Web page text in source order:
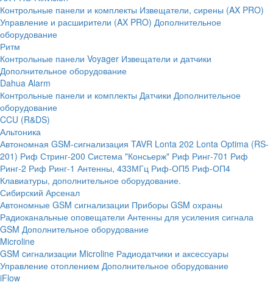
Контрольные панели и комплекты Извещатели, сирены (AX PRO)
Управление и расширители (AX PRO) Дополнительное
оборудование
Ритм
Контрольные панели Voyager Извещатели и датчики
Дополнительное оборудование
Dahua Alarm
Контрольные панели и комплекты Датчики Дополнительное
оборудование
CCU (R&DS)
Альтоника
Автономная GSM-сигнализация TAVR Lonta 202 Lonta Optima (RS-
201) Риф Стринг-200 Система "Консьерж" Риф Ринг-701 Риф
Ринг-2 Риф Ринг-1 Антенны, 433МГц Риф-ОП5 Риф-ОП4
Клавиатуры, дополнительное оборудование.
Сибирский Арсенал
Автономные GSM сигнализации Приборы GSM охраны
Радиоканальные оповещатели Антенны для усиления сигнала
GSM Дополнительное оборудование
Microline
GSM cигнализации Microline Радиодатчики и аксессуары
Управление отоплением Дополнительное оборудование
iFlow